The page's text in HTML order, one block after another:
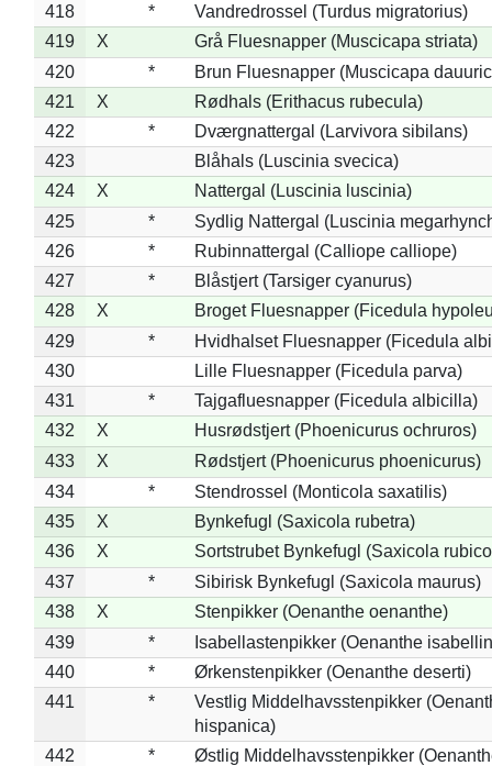
418
*
Vandredrossel (Turdus migratorius)
419
X
Grå Fluesnapper (Muscicapa striata)
420
*
Brun Fluesnapper (Muscicapa
421
X
Rødhals (Erithacus rubecula)
422
*
Dværgnattergal (Larvivora sibilans)
423
Blåhals (Luscinia svecica)
424
X
Nattergal (Luscinia luscinia)
425
*
Sydlig Nattergal (Luscinia
426
*
Rubinnattergal (Calliope calliope)
427
*
Blåstjert (Tarsiger cyanurus)
428
X
Broget Fluesnapper (Ficedula
429
*
Hvidhalset Fluesnapper (Ficedula
430
Lille Fluesnapper (Ficedula parva)
431
*
Tajgafluesnapper (Ficedula albicilla)
432
X
Husrødstjert (Phoenicurus ochruros)
433
X
Rødstjert (Phoenicurus phoenicurus)
434
*
Stendrossel (Monticola saxatilis)
435
X
Bynkefugl (Saxicola rubetra)
436
X
Sortstrubet Bynkefugl (Saxicola
437
*
Sibirisk Bynkefugl (Saxicola maurus)
438
X
Stenpikker (Oenanthe oenanthe)
439
*
Isabellastenpikker (Oenanthe
440
*
Ørkenstenpikker (Oenanthe deserti)
441
*
Vestlig Middelhavsstenpikker
hispanica)
442
*
Østlig Middelhavsstenpikker